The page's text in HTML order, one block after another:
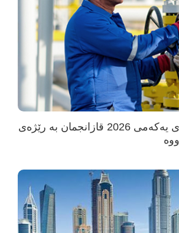
دانە گاز: لە نیوەی یەکەمی 2026 قازانجمان بە رێژەی